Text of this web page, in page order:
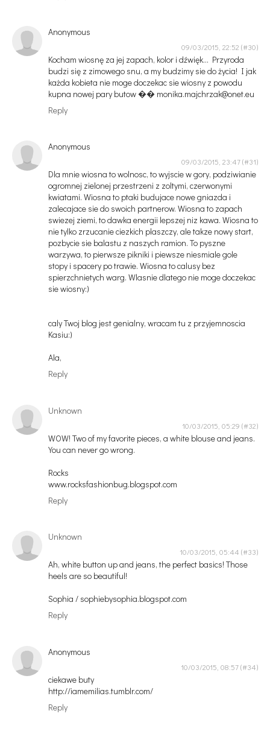
Anonymous
09/03/2015, 22:52
Kocham wiosnę za jej zapach, kolor i dźwięk... Przyroda
budzi się z zimowego snu, a my budzimy sie do życia! I jak
każda kobieta nie moge doczekac sie wiosny z powodu
kupna nowej pary butow �� monika.majchrzak@onet.eu
Reply
Anonymous
09/03/2015, 23:47
Dla mnie wiosna to wolnosc, to wyjscie w gory, podziwianie
ogromnej zielonej przestrzeni z zoltymi, czerwonymi
kwiatami. Wiosna to ptaki budujace nowe gniazda i
zalecajace sie do swoich partnerow. Wiosna to zapach
swiezej ziemi, to dawka energii lepszej niz kawa. Wiosna to
nie tylko zrzucanie ciezkich plaszczy, ale takze nowy start,
pozbycie sie balastu z naszych ramion. To pyszne
warzywa, to pierwsze pikniki i piewsze niesmiale gole
stopy i spacery po trawie. Wiosna to calusy bez
spierzchnietych warg. Wlasnie dlatego nie moge doczekac
sie wiosny:)
caly Twoj blog jest genialny, wracam tu z przyjemnoscia
Kasiu:)
Ala,
Reply
Unknown
10/03/2015, 05:29
WOW! Two of my favorite pieces, a white blouse and jeans.
You can never go wrong.
Rocks
www.rocksfashionbug.blogspot.com
Reply
Unknown
10/03/2015, 05:44
Ah, white button up and jeans, the perfect basics! Those
heels are so beautiful!
Sophia / sophiebysophia.blogspot.com
Reply
Anonymous
10/03/2015, 08:57
ciekawe buty
http://iamemilias.tumblr.com/
Reply